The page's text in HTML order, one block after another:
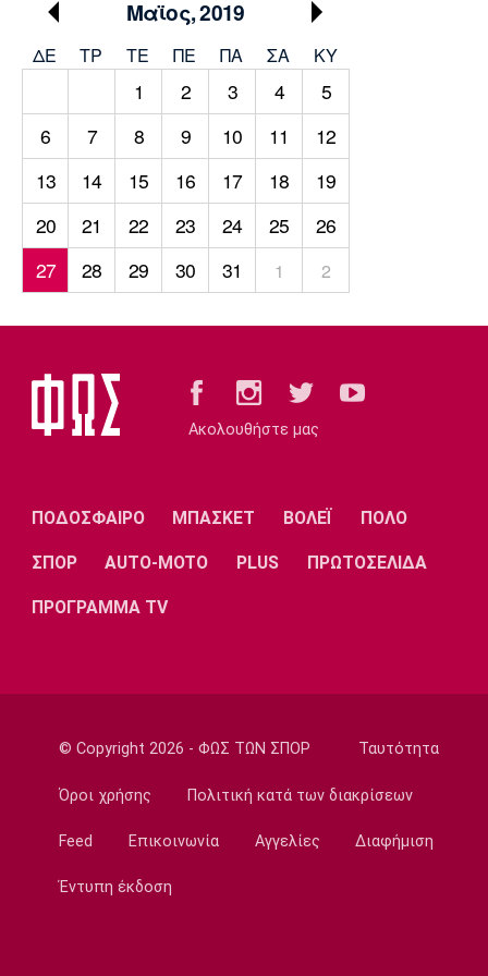
Πολιτισμός
Τραγούδια
Cine Spot
Running
Media
Παρασκήνιο
Πρόγραμμα TV
Ιωνικός Κηφισιά Πανσερραϊκός
Γιουνάιτεντ
Σίτι
Μπορούσια
Παρί Σεν
Μαρσέιγ
Μονακό
Μαϊος, 2019
ΔΕ ΤΡ TΕ ΠΕ ΠΑ ΣΑ ΚΥ
1 2 3 4
5
6
7 8 9 10 11
12
13
14 15 16 17 18
19
20
21 22 23 24 25
26
27
28 29 30 31 1 2
Ακολουθήστε μας
ΠΟΔΟΣΦΑΙΡΟ ΜΠΑΣΚΕΤ ΒΟΛΕΪ ΠΟΛΟ
ΣΠΟΡ AUTO-MOTO PLUS ΠΡΩΤΟΣΕΛΙΔΑ
ΠΡΟΓΡΑΜΜΑ TV
© Copyright 2026 - ΦΩΣ ΤΩΝ ΣΠΟΡ Ταυτότητα
Όροι χρήσης Πολιτική κατά των διακρίσεων
Feed Επικοινωνία Αγγελίες Διαφήμιση
Έντυπη έκδοση